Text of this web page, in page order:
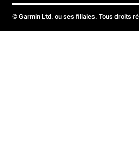
© Garmin Ltd. ou ses filiales. Tous droits